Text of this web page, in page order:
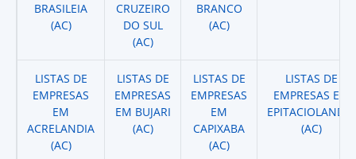
BRASILEIA
(AC)
CRUZEIRO
DO SUL
(AC)
BRANCO
(AC)
LISTAS DE
EMPRESAS
EM
ACRELANDIA
(AC)
LISTAS DE
EMPRESAS
EM BUJARI
(AC)
LISTAS DE
EMPRESAS
EM
CAPIXABA
(AC)
LISTAS DE
EMPRESAS EM
EPITACIOLANDIA
(AC)